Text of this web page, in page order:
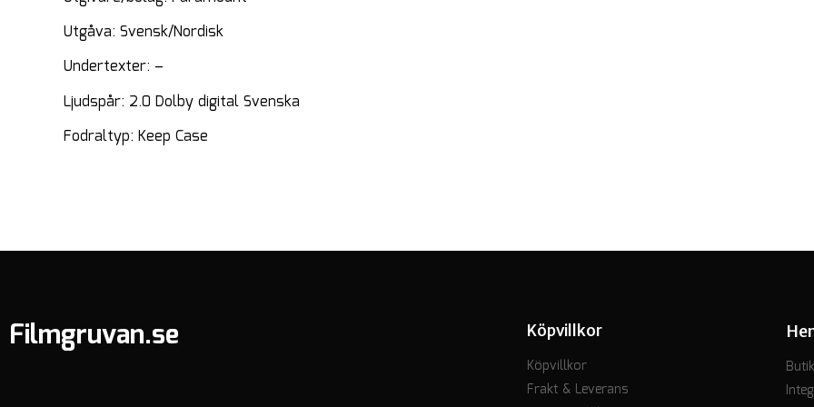
Utgåva: Svensk/Nordisk
Undertexter: –
Ljudspår: 2.0 Dolby digital Svenska
Fodraltyp: Keep Case
Filmgruvan.se
Köpvillkor
Köpvillkor
Frakt & Leverans
Butik